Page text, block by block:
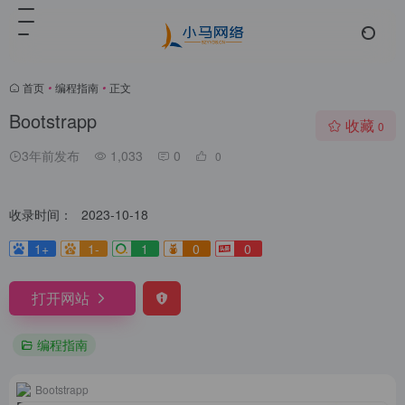
首页 • 编程指南 • 正文
Bootstrapp
3年前发布 1,033 0 0
收藏 0
收录时间：
2023-10-18
1+
1- 1 0 0
打开网站
编程指南
Bootstrapp